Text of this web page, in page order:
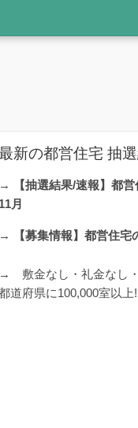
新の都営住宅 抽
→
【抽選結果/速報】都
11月
→ 【募集情報】都営住宅
→ 敷金なし・礼金なし
道府県に100,000室以上!